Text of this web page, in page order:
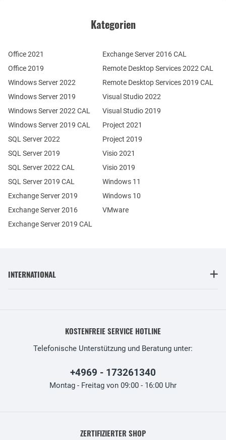
Kategorien
Office 2021
Office 2019
Windows Server 2022
Windows Server 2019
Exchange Server 2019
Exchange Server 2016
SQL Server 2022
SQL Server 2019
Windows Server 2022 CAL
Windows Server 2019 CAL
SQL Server 2022 CAL
SQL Server 2019 CAL
Remote Desktop Services 2022 CAL
Remote Desktop Services 2019 CAL
Exchange Server 2019 CAL
Exchange Server 2016 CAL
Visual Studio 2022
Visual Studio 2019
Project 2021
Project 2019
Visio 2021
Visio 2019
Windows 11
Windows 10
VMware
INTERNATIONAL
KOSTENFREIE SERVICE HOTLINE
Telefonische Unterstützung und Beratung unter:
+4969 - 173261340
Montag - Freitag von 09:00 - 16:00 Uhr
ZERTIFIZIERTER SHOP